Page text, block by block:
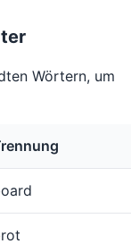
Wörtern, um